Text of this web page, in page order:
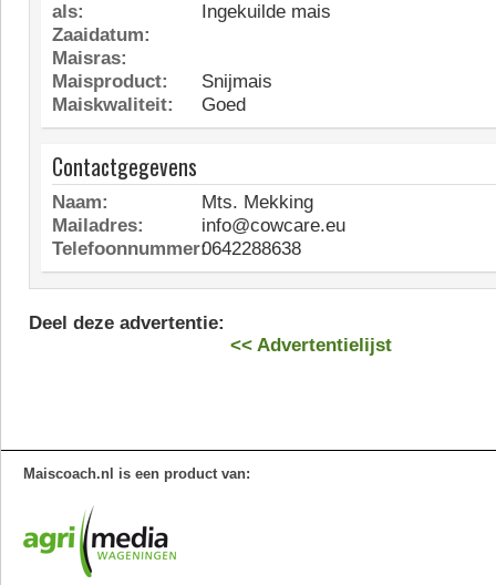
als:
Ingekuilde mais
Zaaidatum:
Maisras:
Maisproduct:
Snijmais
Maiskwaliteit:
Goed
Contactgegevens
Naam:
Mts. Mekking
Mailadres:
info@cowcare.eu
Telefoonnummer:0642288638
Deel deze advertentie:
<< Advertentielijst
Maiscoach.nl is een product van: